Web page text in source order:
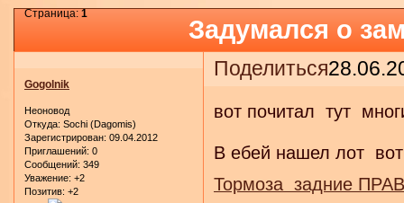
Задумался о
Страница:1
Поделиться
Gogolnik
Неоновод
Откуда: Sochi (Dagomis)
Зарегистрирован: 09.04.2012
Приглашений: 0
Сообщений: 349
Уважение: +2
Позитив: +2
вот почитал тут
В ебей нашел лот вот
Тормоза задние